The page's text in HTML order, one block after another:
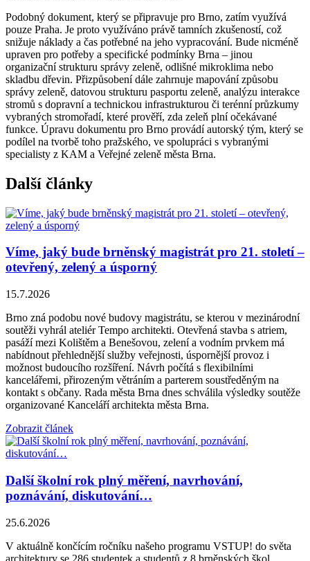
Podobný dokument, který se připravuje pro Brno, zatím využívá
pouze Praha. Je proto využíváno právě tamních zkušeností, což
snižuje náklady a čas potřebné na jeho vypracování. Bude nicméně
upraven pro potřeby a specifické podmínky Brna – jinou
organizační strukturu správy zeleně, odlišné mikroklima nebo
skladbu dřevin. Přizpůsobení dále zahrnuje mapování způsobu
správy zeleně, datovou strukturu pasportu zeleně, analýzu interakce
stromů s dopravní a technickou infrastrukturou či terénní průzkumy
vybraných stromořadí, které prověří, zda zeleň plní očekávané
funkce. Úpravu dokumentu pro Brno provádí autorský tým, který se
podílel na tvorbě toho pražského, ve spolupráci s vybranými
specialisty z KAM a Veřejné zeleně města Brna.
Další články
Víme, jaký bude brněnský magistrát pro 21. století –
otevřený, zelený a úsporný
15.7.2026
Brno zná podobu nové budovy magistrátu, se kterou v mezinárodní
soutěži vyhrál ateliér Tempo architekti. Otevřená stavba s atriem,
pasáží mezi Kolištěm a Benešovou, zelení a vodním prvkem má
nabídnout přehlednější služby veřejnosti, úspornější provoz i
možnost budoucího rozšíření. Návrh počítá s flexibilními
kancelářemi, přirozeným větráním a parterem soustředěným na
kontakt s občany. Rada města Brna dnes schválila výsledky soutěže
organizované Kanceláří architekta města Brna.
Zobrazit článek
Další školní rok plný měření, navrhování,
poznávání, diskutování…
25.6.2026
V aktuálně končícím ročníku našeho programu VSTUP! do světa
architektury se 286 studentek a studentů z 8 brněnských škol